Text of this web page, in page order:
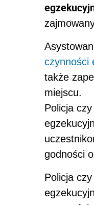
czynności
także
miejscu.
Policja
godności
Policja